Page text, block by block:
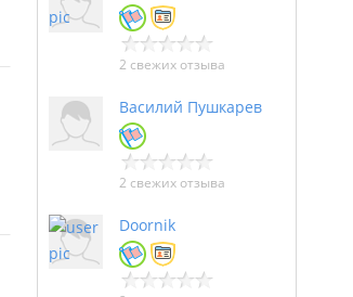
2 свежих отзыва
Василий Пушкарев
2 свежих отзыва
Doornik